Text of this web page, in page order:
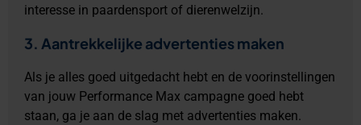
interesse in paardensport of dierenwelzijn.
3. Aantrekkelijke advertenties maken
Als je alles goed uitgedacht hebt en de voorinstellingen
van jouw Performance Max campagne goed hebt
staan, ga je aan de slag met advertenties maken.